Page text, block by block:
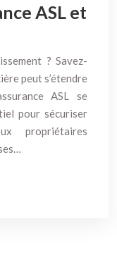
ASL et
? Savez-
peut s’étendre
ASL se
pour sécuriser
propriétaires